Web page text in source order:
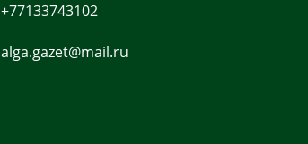
+77133743102
alga.gazet@mail.ru